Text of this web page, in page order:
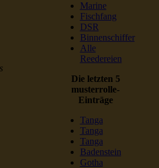
Marine
Fischfang
DSR
Binnenschiffer
Alle
Reedereien
Die letzten 5
musterrolle-
Einträge
Tanga
Tanga
Tanga
Badenstein
Gotha